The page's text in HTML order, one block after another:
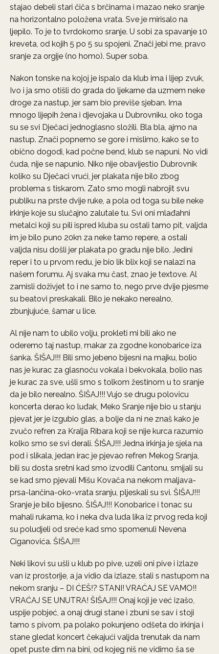
stajao debeli stari čiča s brčinama i mazao neko sranje
na horizontalno položena vrata. Sve je mirisalo na
ljepilo. To je to tvrdokorno sranje. U sobi za spavanje 10
kreveta, od kojih 5 po 5 su spojeni. Znači jebi me, pravo
sranje za orgije (no homo). Super soba.
Nakon tonske na kojoj je ispalo da klub ima i lijep zvuk,
Ivo i ja smo otišli do grada do ljekarne da uzmem neke
droge za nastup, jer sam bio previše sjeban. Ima
mnogo lijepih žena i djevojaka u Dubrovniku, oko toga
su se svi Dječaci jednoglasno složili. Bla bla, ajmo na
nastup. Znači popnemo se gore i mislimo, kako se to
obično dogodi, kad počne bend, klub se napuni. No vidi
čuda, nije se napunio. Niko nije obavijestio Dubrovnik
koliko su Dječaci vrući, jer plakata nije bilo zbog
problema s tiskarom. Zato smo mogli nabrojit svu
publiku na prste dvije ruke, a pola od toga su bile neke
irkinje koje su slučajno zalutale tu. Svi oni mlađahni
metalci koji su pili ispred kluba su ostali tamo pit, valjda
im je bilo puno 20kn za neke tamo repere, a ostali
valjda nisu došli jer plakata po gradu nije bilo. Jedini
reper i to u prvom redu, je bio lik blix koji se nalazi na
našem forumu. Aj svaka mu čast, znao je textove. Al
zamisli doživjet to i ne samo to, nego prve dvije pjesme
su beatovi preskakali. Bilo je nekako nerealno,
zbunjujuće, šamar u lice.
Al nije nam to ubilo volju, prokleti mi bili ako ne
oderemo taj nastup, makar za zgodne konobarice iza
šanka. ŠIŠAJ!!! Bili smo jebeno bijesni na majku, bolio
nas je kurac za glasnoću vokala i bekvokala, bolio nas
je kurac za sve, ušli smo s tolkom žestinom u to sranje
da je bilo nerealno. ŠIŠAJ!!! Vujo se drugu polovicu
koncerta derao ko luđak, Meko Sranje nije bio u stanju
pjevat jer je izgubio glas, a bolje da ni ne znaš kako je
zvučo refren za Kralja Ribara koji se nije kurca razumio
kolko smo se svi derali. ŠIŠAJ!!! Jedna irkinja je sjela na
pod i slikala, jedan irac je pjevao refren Mekog Sranja,
bili su dosta sretni kad smo izvodili Cantonu, smijali su
se kad smo pjevali Mišu Kovača na nekom maljava-
prsa-lančina-oko-vrata sranju, pljeskali su svi. ŠIŠAJ!!!
Sranje je bilo bijesno. ŠIŠAJ!!! Konobarice i tonac su
mahali rukama, ko i neka dva luda lika iz prvog reda koji
su poludjeli od sreće kad smo spomenuli Nevena
Ciganovića. ŠIŠAJ!!!
Neki likovi su ušli u klub po pive, uzeli oni pive i izlaze
van iz prostorije, a ja vidio da izlaze, stali s nastupom na
nekom sranju – DI ĆEŠ!? STANI! VRAĆAJ SE VAMO!!
VRAĆAJ SE UNUTRA! ŠIŠAJ!!! Onaj koji je već izašo,
uspije pobjeć, a onaj drugi stane i zbuni se sav i stoji
tamo s pivom, pa polako pokunjeno odšeta do irkinja i
stane gledat koncert čekajući valjda trenutak da nam
opet puste dim na bini, od kojeg niš ne vidimo ša se